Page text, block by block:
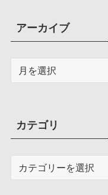
アーカイブ
ブカテゴリ